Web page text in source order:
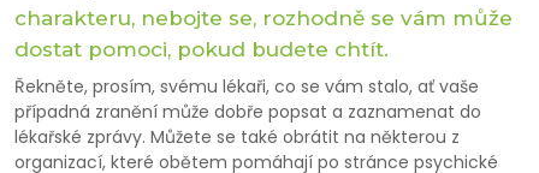
charakteru, nebojte se, rozhodně se vám může
dostat pomoci, pokud budete chtít.
Řekněte, prosím, svému lékaři, co se vám stalo, ať vaše
případná zranění může dobře popsat a zaznamenat do
lékařské zprávy. Můžete se také obrátit na některou z
organizací, které obětem pomáhají po stránce psychické